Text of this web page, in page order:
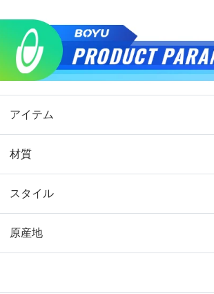
アイテム
材質
スタイル
原産地